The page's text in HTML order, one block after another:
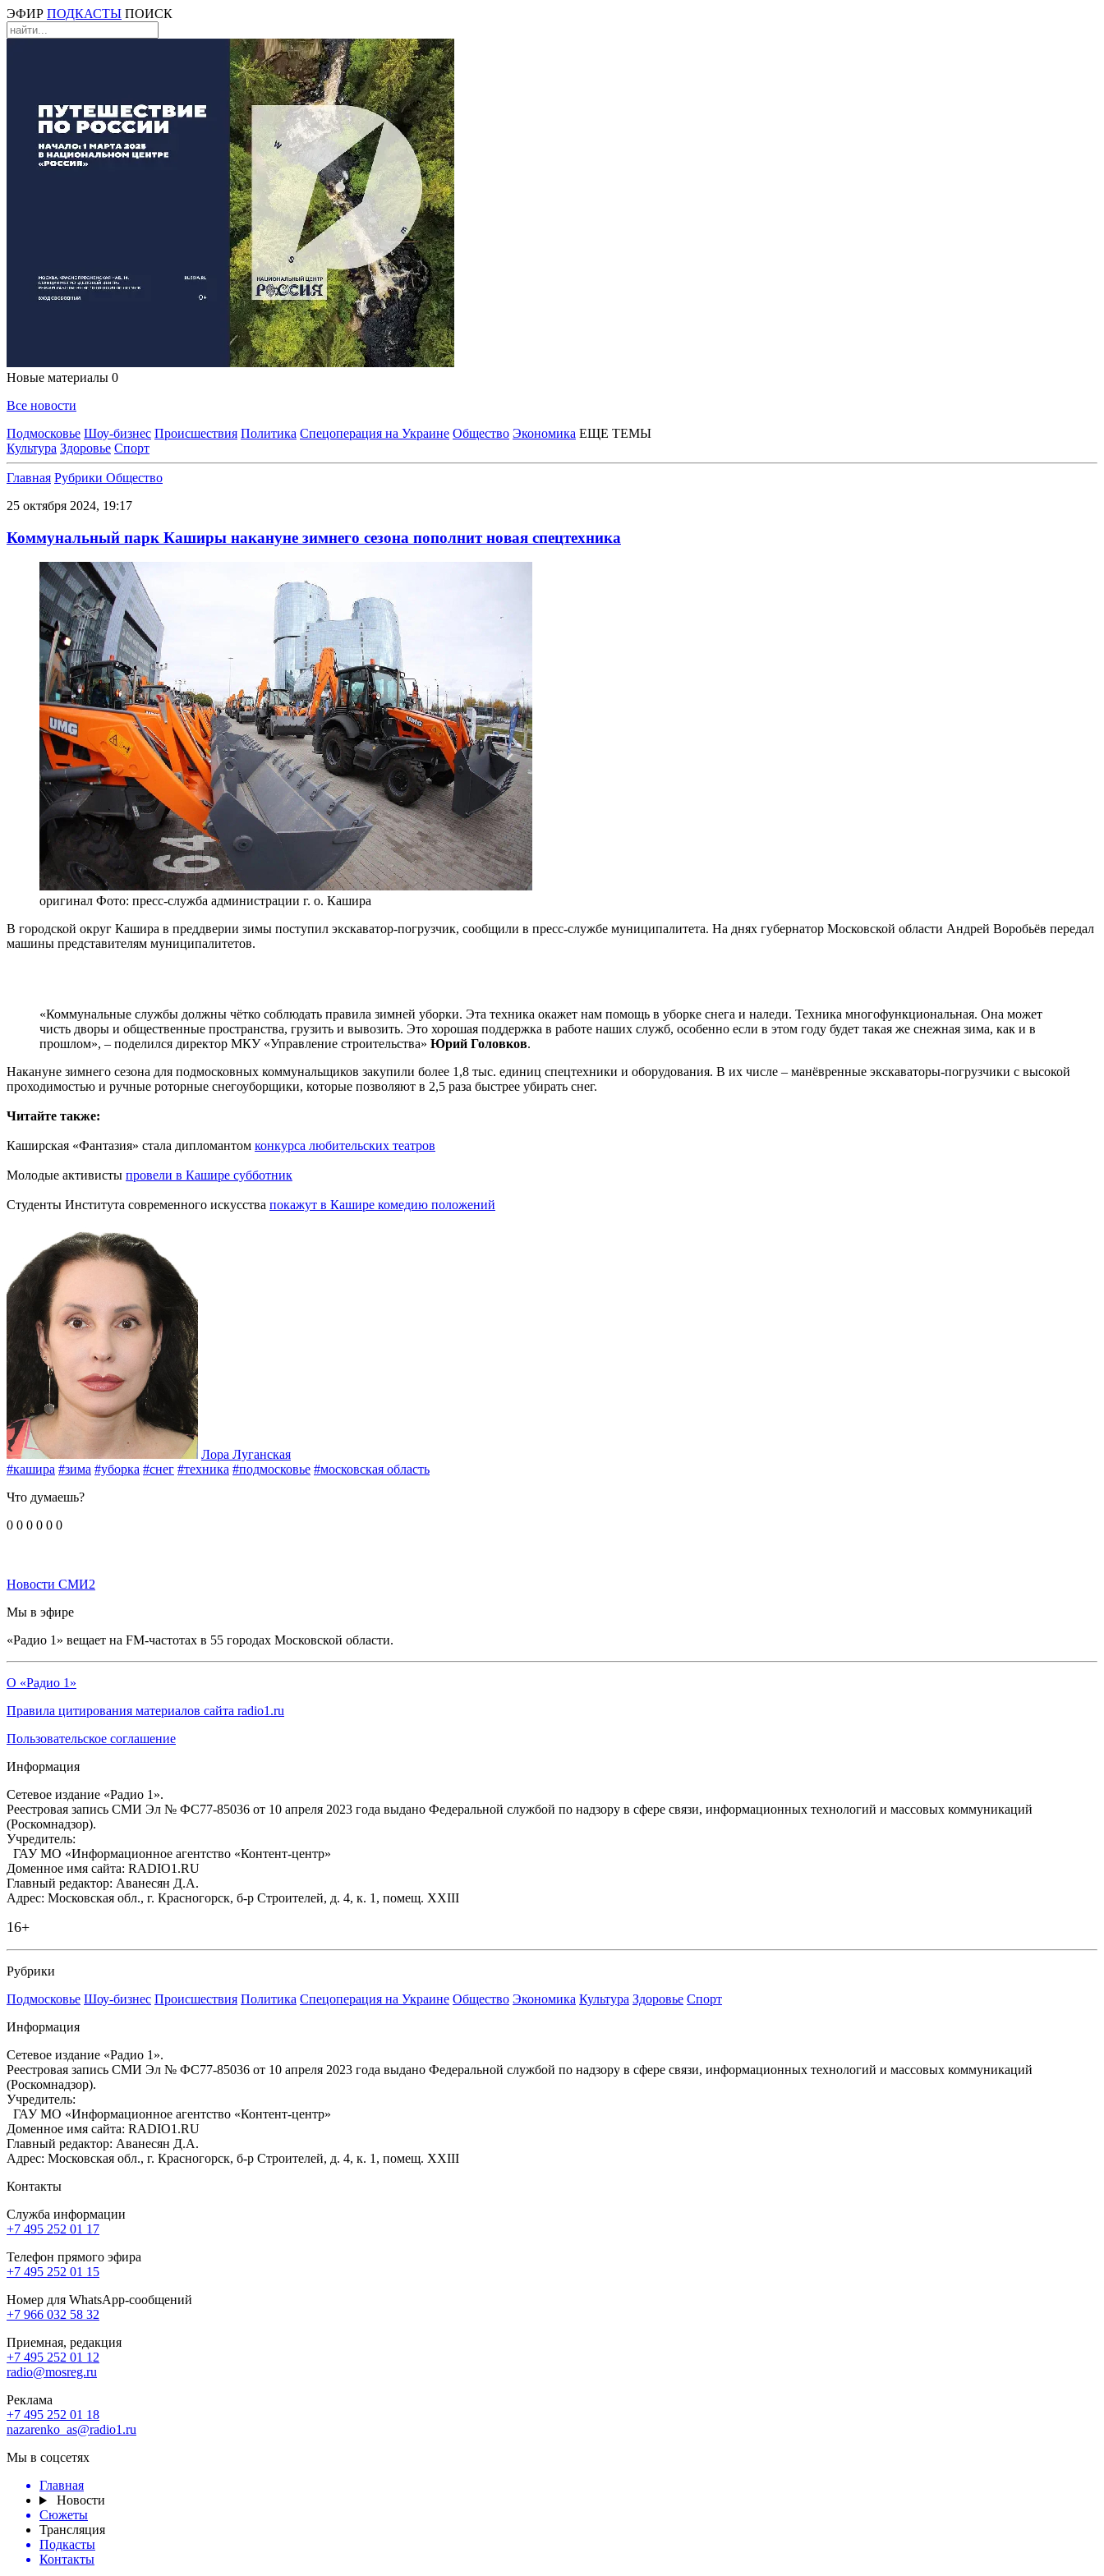
ЭФИР ПОДКАСТЫ ПОИСК
Новые материалы 0
Все новости
Подмосковье Шоу-бизнес Происшествия Политика Спецоперация на Украине Общество Экономика ЕЩЕ ТЕМЫ
Культура Здоровье Спорт
Главная Рубрики Общество
25 октября 2024, 19:17
Коммунальный парк Каширы накануне зимнего сезона пополнит новая спецтехника
оригинал Фото: пресс-служба администрации г. о. Кашира
В городской округ Кашира в преддверии зимы поступил экскаватор-погрузчик, сообщили в пресс-службе муниципалитета. На днях губернатор Московской области Андрей Воробьёв передал
машины представителям муниципалитетов.
«Коммунальные службы должны чётко соблюдать правила зимней уборки. Эта техника окажет нам помощь в уборке снега и наледи. Техника многофункциональная. Она может
чисть дворы и общественные пространства, грузить и вывозить. Это хорошая поддержка в работе наших служб, особенно если в этом году будет такая же снежная зима, как и в
прошлом», – поделился директор МКУ «Управление строительства» Юрий Головков.
Накануне зимнего сезона для подмосковных коммунальщиков закупили более 1,8 тыс. единиц спецтехники и оборудования. В их числе – манёвренные экскаваторы-погрузчики с высокой
проходимостью и ручные роторные снегоуборщики, которые позволяют в 2,5 раза быстрее убирать снег.
Читайте также:
Каширская «Фантазия» стала дипломантом конкурса любительских театров
Молодые активисты провели в Кашире субботник
Студенты Института современного искусства покажут в Кашире комедию положений
Лора Луганская
#кашира #зима #уборка #снег #техника #подмосковье #московская область
Что думаешь?
0 0 0 0 0 0
Новости СМИ2
Мы в эфире
«Радио 1» вещает на FM-частотах в 55 городах Московской области.
О «Радио 1»
Правила цитирования материалов сайта radio1.ru
Пользовательское соглашение
Информация
Сетевое издание «Радио 1».
Реестровая запись СМИ Эл № ФС77-85036 от 10 апреля 2023 года выдано Федеральной службой по надзору в сфере связи, информационных технологий и массовых коммуникаций
(Роскомнадзор).
Учредитель:
ГАУ МО «Информационное агентство «Контент-центр»
Доменное имя сайта: RADIO1.RU
Главный редактор: Аванесян Д.А.
Адрес: Московская обл., г. Красногорск, б-р Строителей, д. 4, к. 1, помещ. XXIII
16+
Рубрики
Подмосковье Шоу-бизнес Происшествия Политика Спецоперация на Украине Общество Экономика Культура Здоровье Спорт
Информация
Сетевое издание «Радио 1».
Реестровая запись СМИ Эл № ФС77-85036 от 10 апреля 2023 года выдано Федеральной службой по надзору в сфере связи, информационных технологий и массовых коммуникаций
(Роскомнадзор).
Учредитель:
ГАУ МО «Информационное агентство «Контент-центр»
Доменное имя сайта: RADIO1.RU
Главный редактор: Аванесян Д.А.
Адрес: Московская обл., г. Красногорск, б-р Строителей, д. 4, к. 1, помещ. XXIII
Контакты
Служба информации
+7 495 252 01 17
Телефон прямого эфира
+7 495 252 01 15
Номер для WhatsApp-сообщений
+7 966 032 58 32
Приемная, редакция
+7 495 252 01 12
radio@mosreg.ru
Реклама
+7 495 252 01 18
nazarenko_as@radio1.ru
Мы в соцсетях
Главная
Новости
Сюжеты
Трансляция
Подкасты
Контакты